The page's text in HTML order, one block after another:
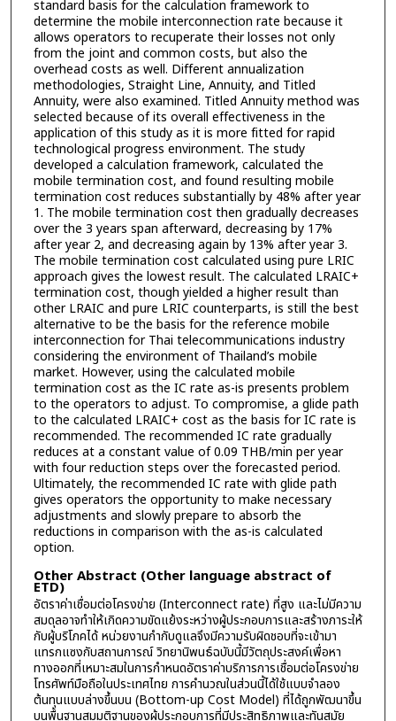
standard basis for the calculation framework to
determine the mobile interconnection rate because it
allows operators to recuperate their losses not only
from the joint and common costs, but also the
overhead costs as well. Different annualization
methodologies, Straight Line, Annuity, and Titled
Annuity, were also examined. Titled Annuity method was
selected because of its overall effectiveness in the
application of this study as it is more fitted for rapid
technological progress environment. The study
developed a calculation framework, calculated the
mobile termination cost, and found resulting mobile
termination cost reduces substantially by 48% after year
1. The mobile termination cost then gradually decreases
over the 3 years span afterward, decreasing by 17%
after year 2, and decreasing again by 13% after year 3.
The mobile termination cost calculated using pure LRIC
approach gives the lowest result. The calculated LRAIC+
termination cost, though yielded a higher result than
other LRAIC and pure LRIC counterparts, is still the best
alternative to be the basis for the reference mobile
interconnection for Thai telecommunications industry
considering the environment of Thailand’s mobile
market. However, using the calculated mobile
termination cost as the IC rate as-is presents problem
to the operators to adjust. To compromise, a glide path
to the calculated LRAIC+ cost as the basis for IC rate is
recommended. The recommended IC rate gradually
reduces at a constant value of 0.09 THB/min per year
with four reduction steps over the forecasted period.
Ultimately, the recommended IC rate with glide path
gives operators the opportunity to make necessary
adjustments and slowly prepare to absorb the
reductions in comparison with the as-is calculated
option.
Other Abstract (Other language abstract of
ETD)
อัตราค่าเชื่อมต่อโครงข่าย (Interconnect rate) ที่สูง และไม่มีความ
สมดุลอาจทำให้เกิดความขัดแย้งระหว่างผู้ประกอบการและสร้างภาระให้
กับผู้บริโภคได้ หน่วยงานกำกับดูแลจึงมีความรับผิดชอบที่จะเข้ามา
แทรกแซงกับสถานการณ์ วิทยานิพนธ์ฉบับนี้มีวัตถุประสงค์เพื่อหา
ทางออกที่เหมาะสมในการกำหนดอัตราค่าบริการการเชื่อมต่อโครงข่าย
โทรศัพท์มือถือในประเทศไทย การคำนวณในส่วนนี้ได้ใช้แบบจำลอง
ต้นทุนแบบล่างขึ้นบน (Bottom-up Cost Model) ที่ได้ถูกพัฒนาขึ้น
บนพื้นฐานสมมติฐานของผู้ประกอบการที่มีประสิทธิภาพและทันสมัย